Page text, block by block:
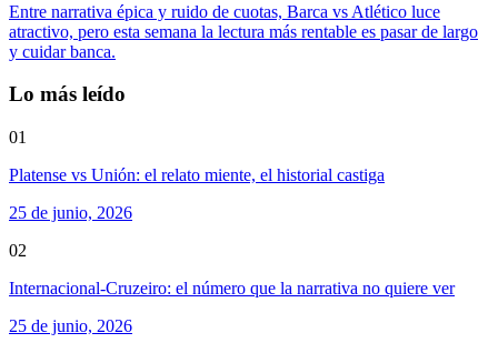
Entre narrativa épica y ruido de cuotas, Barca vs Atlético luce
atractivo, pero esta semana la lectura más rentable es pasar de largo
y cuidar banca.
Lo más leído
01
Platense vs Unión: el relato miente, el historial castiga
25 de junio, 2026
02
Internacional-Cruzeiro: el número que la narrativa no quiere ver
25 de junio, 2026